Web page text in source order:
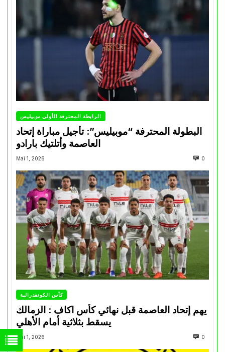
الرابطة المحترفة الأولى موبيليس
البطولة المحترفة “موبيليس”: تأجيل مباراة إتحاد
العاصمة وأتلتيك بارادو
Mai 1, 2026 0
كأس الكونفدرالية
يهم إتحاد العاصمة قبل نهائي كأس اكاف : الزمالك
Mai 1, 2026 0